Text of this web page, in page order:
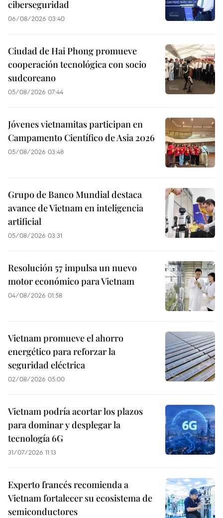
ciberseguridad
06/08/2026 03:40
Ciudad de Hai Phong promueve
cooperación tecnológica con socio
sudcoreano
05/08/2026 07:44
Jóvenes vietnamitas participan en
Campamento Científico de Asia 2026
05/08/2026 03:48
Grupo de Banco Mundial destaca
avance de Vietnam en inteligencia
artificial
05/08/2026 03:31
Resolución 57 impulsa un nuevo
motor económico para Vietnam
04/08/2026 01:58
Vietnam promueve el ahorro
energético para reforzar la
seguridad eléctrica
02/08/2026 05:00
Vietnam podría acortar los plazos
para dominar y desplegar la
tecnología 6G
31/07/2026 11:13
Experto francés recomienda a
Vietnam fortalecer su ecosistema de
semiconductores